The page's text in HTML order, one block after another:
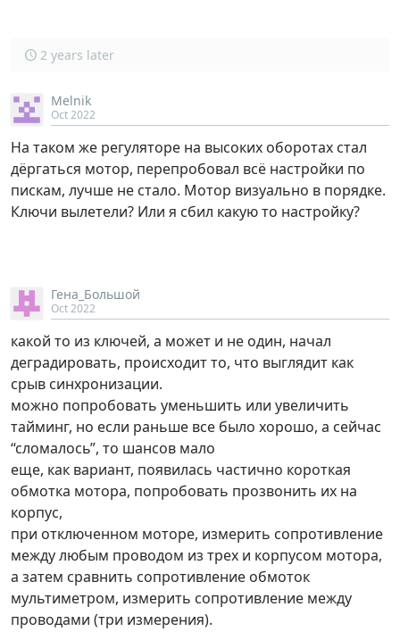
2 years later
Melnik
Oct 2022
На таком же регуляторе на высоких оборотах стал
дёргаться мотор, перепробовал всё настройки по
пискам, лучше не стало. Мотор визуально в порядке.
Ключи вылетели? Или я сбил какую то настройку?
Гена_Большой
Oct 2022
какой то из ключей, а может и не один, начал
деградировать, происходит то, что выглядит как
срыв синхронизации.
можно попробовать уменьшить или увеличить
тайминг, но если раньше все было хорошо, а сейчас
“сломалось”, то шансов мало
еще, как вариант, появилась частично короткая
обмотка мотора, попробовать прозвонить их на
корпус,
при отключенном моторе, измерить сопротивление
между любым проводом из трех и корпусом мотора,
а затем сравнить сопротивление обмоток
мультиметром, измерить сопротивление между
проводами (три измерения).